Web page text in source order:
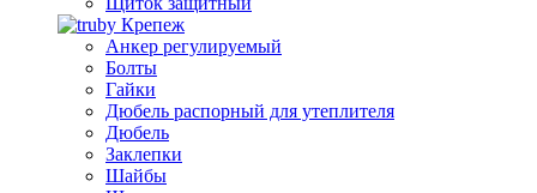
Крепеж
Анкер регулируемый
Болты
Гайки
Дюбель распорный для утеплителя
Дюбель
Заклепки
Шайбы